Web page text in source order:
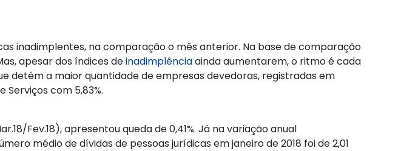
inadimplentes, na comparação o mês anterior. Na base de comparação
apesar dos índices deinadimplênciaainda aumentarem, o ritmo é cada
detém a maior quantidade de empresas devedoras, registradas em
com 5,83%.
Fev.18), apresentou queda de 0,41%. Já na variação anual
médio de dívidas de pessoas jurídicas em janeiro de 2018 foi de 2,01